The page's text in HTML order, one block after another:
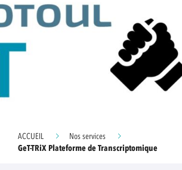
ACCUEIL
Nos services
GeT-TRiX Plateforme de Transcriptomique